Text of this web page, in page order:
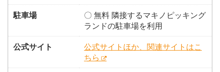
駐車場
〇 無料 隣接するマキノピッキング
ランドの駐車場を利用
公式サイト
公式サイトほか、関連サイトはこ
ちら